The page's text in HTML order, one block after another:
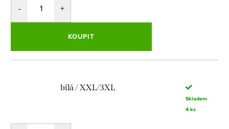
KOUPIT
bílá / XXL/3XL
Skladem
4 ks